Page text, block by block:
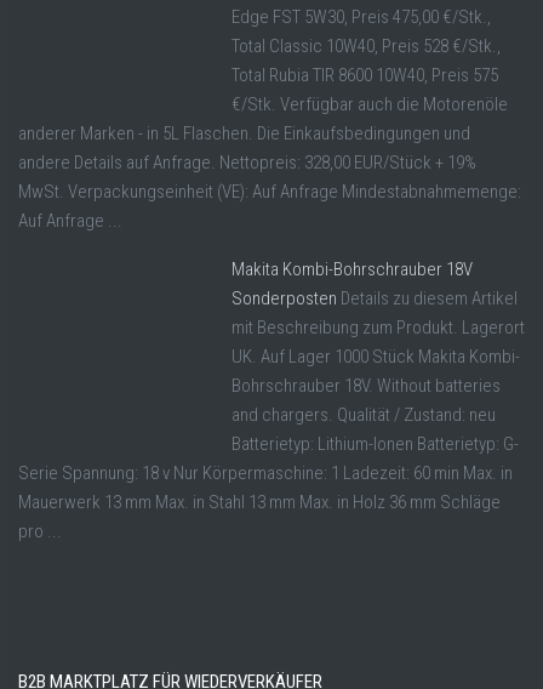
Edge FST 5W30, Preis 475,00 €/Stk.,
Total Classic 10W40, Preis 528 €/Stk.,
Total Rubia TIR 8600 10W40, Preis 575
€/Stk. Verfügbar auch die Motorenöle
anderer Marken - in 5L Flaschen. Die Einkaufsbedingungen und
andere Details auf Anfrage. Nettopreis: 328,00 EUR/Stück + 19%
MwSt. Verpackungseinheit (VE): Auf Anfrage Mindestabnahmemenge:
Auf Anfrage ...
Makita Kombi-Bohrschrauber 18V
Sonderposten Details zu diesem Artikel
mit Beschreibung zum Produkt. Lagerort
UK. Auf Lager 1000 Stück Makita Kombi-
Bohrschrauber 18V. Without batteries
and chargers. Qualität / Zustand: neu
Batterietyp: Lithium-Ionen Batterietyp: G-
Serie Spannung: 18 v Nur Körpermaschine: 1 Ladezeit: 60 min Max. in
Mauerwerk 13 mm Max. in Stahl 13 mm Max. in Holz 36 mm Schläge
pro ...
B2B MARKTPLATZ FÜR WIEDERVERKÄUFER